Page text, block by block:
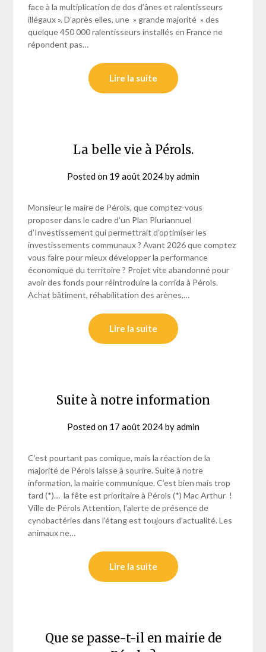
face à la multiplication de dos d’ânes et ralentisseurs
illégaux ». D’après elles, une » grande majorité » des
quelque 450 000 ralentisseurs installés en France ne
répondent pas…
Lire la suite
La belle vie à Pérols.
Posted on 19 août 2024byadmin
Monsieur le maire de Pérols, que comptez-vous
proposer dans le cadre d’un Plan Pluriannuel
d’Investissement qui permettrait d’optimiser les
investissements communaux ? Avant 2026 que comptez
vous faire pour mieux développer la performance
économique du territoire ? Projet vite abandonné pour
avoir des fonds pour réintroduire la corrida à Pérols.
Achat bâtiment, réhabilitation des arènes,…
Lire la suite
Suite à notre information
Posted on 17 août 2024byadmin
C’est pourtant pas comique, mais la réaction de la
majorité de Pérols laisse à sourire. Suite à notre
information, la mairie communique. C’est bien mais trop
tard (*)… la fête est prioritaire à Pérols (*) Mac Arthur !
Ville de Pérols Attention, l’alerte de présence de
cynobactéries dans l’étang est toujours d’actualité. Les
animaux ne…
Lire la suite
Que se passe-t-il en mairie de